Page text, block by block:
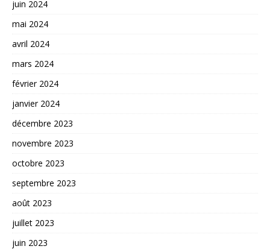
juin 2024
mai 2024
avril 2024
mars 2024
février 2024
janvier 2024
décembre 2023
novembre 2023
octobre 2023
septembre 2023
août 2023
juillet 2023
juin 2023